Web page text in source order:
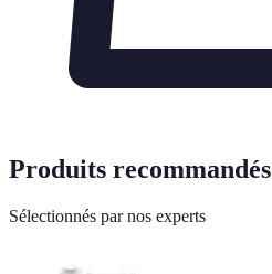
Produits recommandés
Sélectionnés par nos experts